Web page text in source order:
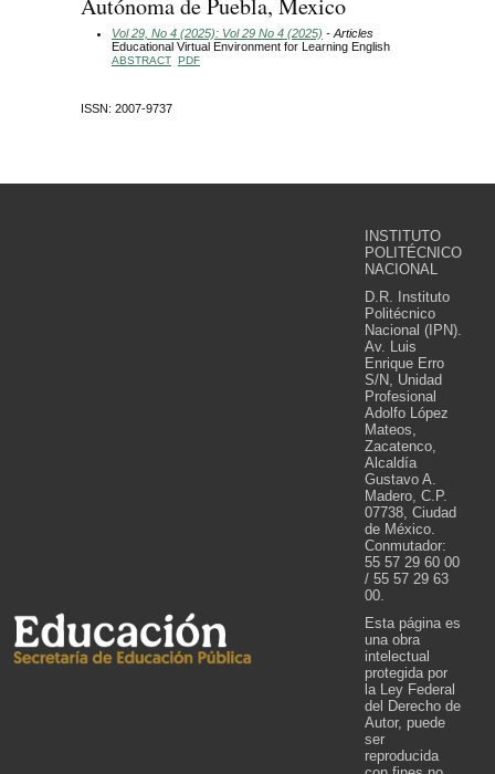
Vol 29, No 4 (2025): Vol 29 No 4 (2025) - Articles
Educational Virtual Environment for Learning English
ABSTRACT PDF
ISSN: 2007-9737
INSTITUTO
POLITÉCNICO
NACIONAL
D.R. Instituto
Politécnico
Nacional (IPN).
Av. Luis
Enrique Erro
S/N, Unidad
Profesional
Adolfo López
Mateos,
Zacatenco,
Alcaldía
Gustavo A.
Madero, C.P.
07738, Ciudad
de México.
Conmutador:
55 57 29 60 00
/ 55 57 29 63
00.
Esta página es
una obra
intelectual
protegida por
la Ley Federal
del Derecho de
Autor, puede
ser
reproducida